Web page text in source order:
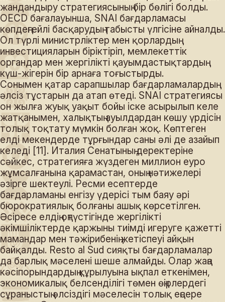
жандандыру стратегиясының бір бөлігі болды.
OECD бағалауынша, SNAI бағдарламасы
көпдеңгейлі басқарудың табысты үлгісіне айналды.
Ол түрлі министрліктер мен қорлардың
инвестицияларын біріктіріп, мемлекеттік
органдар мен жергілікті қауымдастықтардың
күш-жігерін бір арнаға тоғыстырды.
Сонымен қатар сарапшылар бағдарламалардың
әлсіз тұстарын да атап өтеді. SNAI стратегиясы
он жылға жуық уақыт бойы іске асырылып келе
жатқанымен, халықтың ауылдардан көшу үрдісін
толық тоқтату мүмкін болған жоқ. Көптеген
елді мекендерде тұрғындар саны әлі де азайып
келеді [11]. Италия Сенатының деректеріне
сәйкес, стратегияға жүздеген миллион еуро
жұмсалғанына қарамастан, оның нәтижелері
әзірге шектеулі. Ресми есептерде
бағдарламаны енгізу үдерісі тым баяу әрі
бюрократиялық болғаны ашық көрсетілген.
Әсіресе елдің оңтүстігінде жергілікті
әкімшіліктерде қаржыны тиімді игеруге қажетті
мамандар мен тәжірибенің жетіспеуі айқын
байқалды. Resto al Sud сияқты бағдарламалар
да барлық мәселені шеше алмайды. Олар жаңа
кәсіпорындардың құрылуына ықпал еткенімен,
экономикалық белсенділігі төмен өңірлердегі
сұраныстың әлсіздігі мәселесін толық еңсере